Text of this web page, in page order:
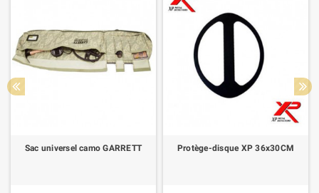
Sac universel camo GARRETT Protège-disque XP 36x30CM